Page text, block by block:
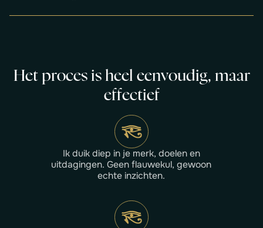
Het proces is heel eenvoudig, maar
effectief
Ik duik diep in je merk, doelen en
uitdagingen. Geen flauwekul, gewoon
echte inzichten.